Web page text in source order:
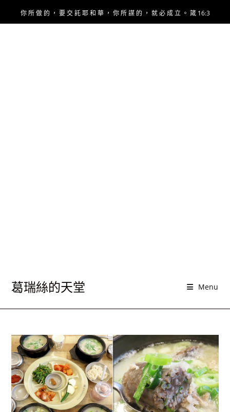
你 所 做 的 ， 要 交 託 耶 和 華 ， 你 所 謀 的 ， 就 必 成 立 。 箴 16:3
葛瑞絲的天堂 Menu